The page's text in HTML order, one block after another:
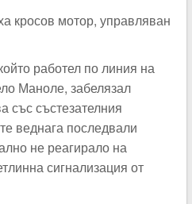
кросов мотор, управляван
работел по линия на
Маноле, забелязал
със състезателния
веднага последвали
не реагирало на
сигнализация от